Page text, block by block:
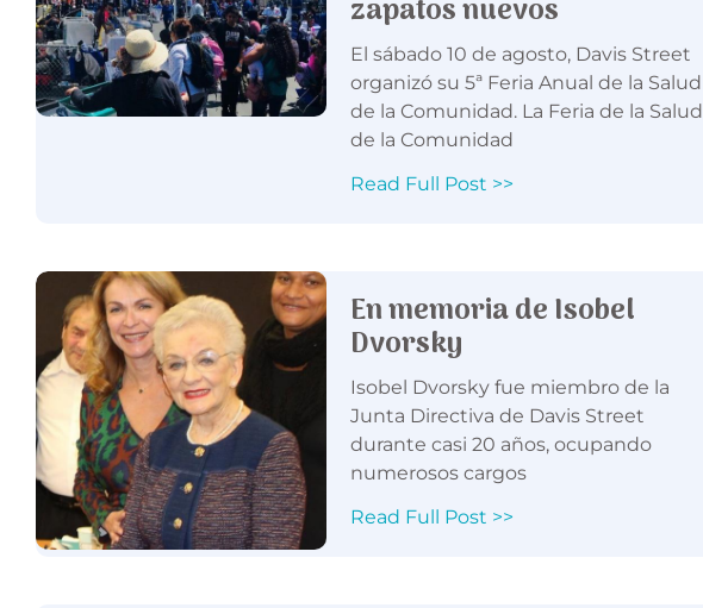
zapatos nuevos
El sábado 10 de agosto, Davis Street
organizó su 5ª Feria Anual de la Salud
de la Comunidad. La Feria de la Salud
de la Comunidad
Read Full Post >>
En memoria de Isobel
Dvorsky
Isobel Dvorsky fue miembro de la
Junta Directiva de Davis Street
durante casi 20 años, ocupando
numerosos cargos
Read Full Post >>